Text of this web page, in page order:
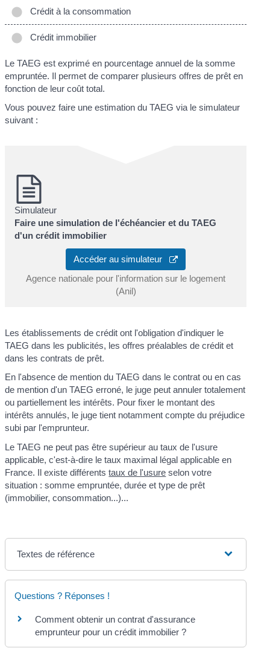
Crédit à la consommation
Crédit immobilier
Le TAEG est exprimé en pourcentage annuel de la somme
empruntée. Il permet de comparer plusieurs offres de prêt en
fonction de leur coût total.
Vous pouvez faire une estimation du TAEG via le simulateur
suivant :
Simulateur
Faire une simulation de l'échéancier et du TAEG
d'un crédit immobilier
Accéder au simulateur
Agence nationale pour l'information sur le logement
(Anil)
Les établissements de crédit ont l'obligation d'indiquer le
TAEG dans les publicités, les offres préalables de crédit et
dans les contrats de prêt.
En l'absence de mention du TAEG dans le contrat ou en cas
de mention d'un TAEG erroné, le juge peut annuler totalement
ou partiellement les intérêts. Pour fixer le montant des
intérêts annulés, le juge tient notamment compte du préjudice
subi par l'emprunteur.
Le TAEG ne peut pas être supérieur au taux de l'usure
applicable, c'est-à-dire le taux maximal légal applicable en
France. Il existe différentstaux de l'usure selon votre
situation : somme empruntée, durée et type de prêt
(immobilier, consommation...)...
Textes de référence
Questions ? Réponses !
Comment obtenir un contrat d'assurance
emprunteur pour un crédit immobilier ?